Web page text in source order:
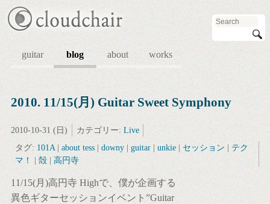
guitar blog about works
2010. 11/15(月) Guitar Sweet Symphony
2010-10-31 (日) カテゴリー: Live
タグ: 101A| about tess| downy| guitar| unkie| セッション
テク
マ！
殻| 高円寺
11/15(月)高円寺 Highで、僕が企画する
異色ギターセッションイベント”Guitar